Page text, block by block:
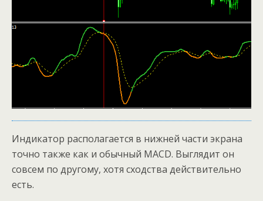
Индикатор располагается в нижней части экрана
точно также как и обычный MACD. Выглядит он
совсем по другому, хотя сходства действительно
есть.